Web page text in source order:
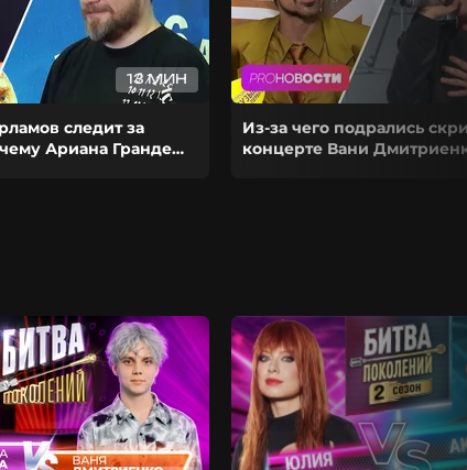
13 МИН
следит за
Ариана Гранде
Из-за чего подрались
концерте Вани